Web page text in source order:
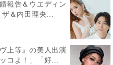
報告＆ウエディン
＆内田理央...
上等』の美人出演
コよ！」「好...